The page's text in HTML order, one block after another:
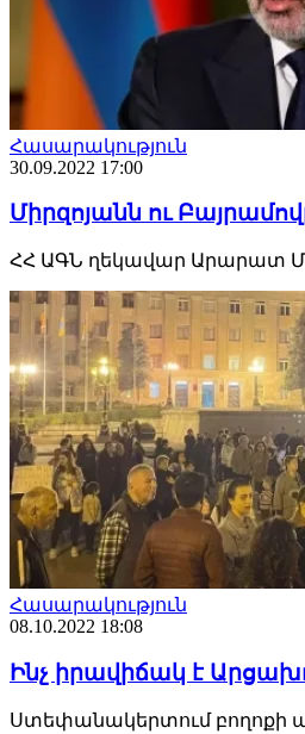
Հասարակություն
30.09.2022 17:00
Միրզոյանն ու
ՀՀ ԱԳՆ ղեկավար Արարատ
Հասարակություն
08.10.2022 18:08
Ինչ իրավիճակ է
Ստեփանակերտում բողոքի